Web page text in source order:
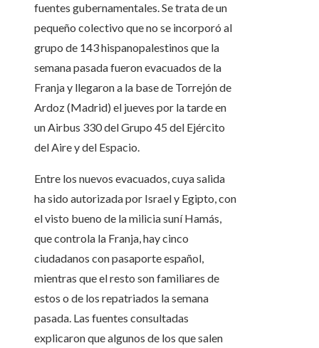
fuentes gubernamentales. Se trata de un
pequeño colectivo que no se incorporó al
grupo de 143 hispanopalestinos que la
semana pasada fueron evacuados de la
Franja y llegaron a la base de Torrejón de
Ardoz (Madrid) el jueves por la tarde en
un Airbus 330 del Grupo 45 del Ejército
del Aire y del Espacio.
Entre los nuevos evacuados, cuya salida
ha sido autorizada por Israel y Egipto, con
el visto bueno de la milicia suní Hamás,
que controla la Franja, hay cinco
ciudadanos con pasaporte español,
mientras que el resto son familiares de
estos o de los repatriados la semana
pasada. Las fuentes consultadas
explicaron que algunos de los que salen